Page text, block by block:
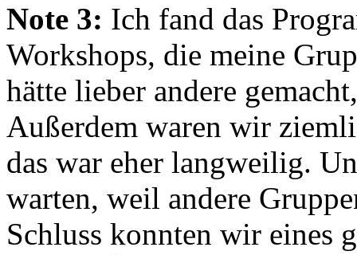
Note 3: Ich fand das
Workshops, die meine
hätte lieber andere
Außerdem waren wir
das war eher langweilig.
warten, weil andere
Schluss konnten wir eines